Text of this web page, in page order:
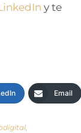
y te
Email
,